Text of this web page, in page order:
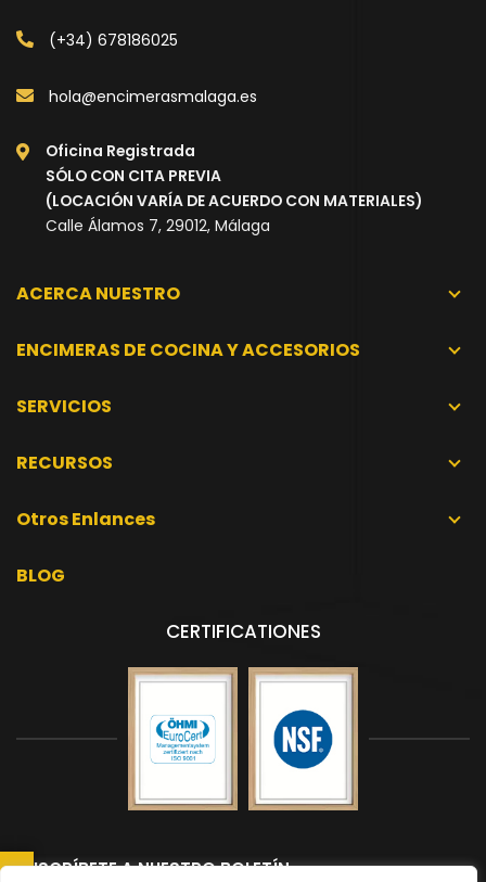
(+34) 678186025
hola@encimerasmalaga.es
Oficina Registrada
SÓLO CON CITA PREVIA
(LOCACIÓN VARÍA DE ACUERDO CON MATERIALES)
Calle Álamos 7, 29012, Málaga
ACERCA NUESTRO
ENCIMERAS DE COCINA Y ACCESORIOS
SERVICIOS
RECURSOS
Otros Enlances
BLOG
CERTIFICATIONES
SUSCRÍBETE A NUESTRO BOLETÍN